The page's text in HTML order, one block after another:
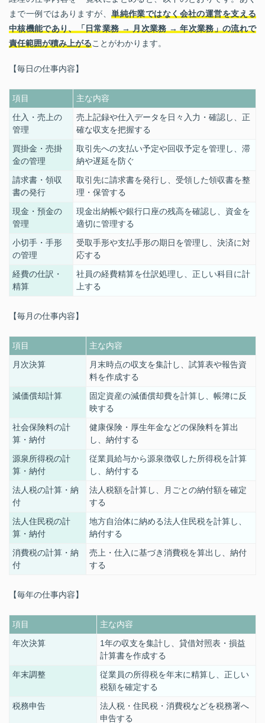
まで一例ではありますが、単純作業ではなく会社の運営を支える
中核機能であり、「日常業務 → 月次業務 → 年次業務」の流れで
責任範囲が積み上がることがわかります。
【毎日の仕事内容】
項目
主な内容
仕入・売上の
管理
売上記録や仕入データを日々入力・確認し、正
確な収支を把握する
買掛金・売掛
金の管理
取引先への支払い予定や回収予定を管理し、滞
納や遅延を防ぐ
請求書・領収
書の発行
取引先に請求書を発行し、受領した領収書を整
理・保管する
現金・預金の
管理
現金出納帳や銀行口座の残高を確認し、資金を
適切に管理する
小切手・手形
の管理
受取手形や支払手形の期日を管理し、決済に対
応する
経費の仕訳・
精算
社員の経費精算を仕訳処理し、正しい科目に計
上する
【毎月の仕事内容】
項目
主な内容
月次決算
月末時点の収支を集計し、試算表や報告資
料を作成する
減価償却計算
固定資産の減価償却費を計算し、帳簿に反
映する
社会保険料の計
算・納付
健康保険・厚生年金などの保険料を算出
し、納付する
源泉所得税の計
算・納付
従業員給与から源泉徴収した所得税を計算
し、納付する
法人税の計算・納
付
法人税額を計算し、月ごとの納付額を確定
する
法人住民税の計
算・納付
地方自治体に納める法人住民税を計算し、
納付する
消費税の計算・納
付
売上・仕入に基づき消費税を算出し、納付
する
【毎年の仕事内容】
項目
主な内容
年次決算
1年の収支を集計し、貸借対照表・損益
計算書を作成する
年末調整
従業員の所得税を年末に精算し、正しい
税額を確定する
税務申告
法人税・住民税・消費税などを税務署へ
申告する